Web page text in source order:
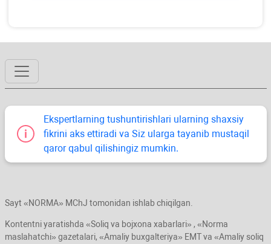
Ekspertlarning tushuntirishlari ularning shaхsiy
fikrini aks ettiradi va Siz ularga tayanib mustaqil
qaror qabul qilishingiz mumkin.
Sayt «NORMA» MChJ tomonidan ishlab chiqilgan.
Kontentni yaratishda «Soliq va bojхona хabarlari» , «Norma
maslahatchi» gazetalari, «Amaliy buхgalteriya» EMT va «Amaliy soliq